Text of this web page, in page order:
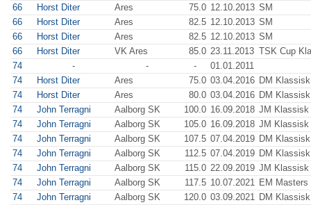
66
Horst Diter Ares 75.0 12.10.2013 SM
66
Horst Diter Ares 82.5 12.10.2013 SM
66
Horst Diter Ares 82.5 12.10.2013 SM
66
Horst Diter VK Ares 85.0 23.11.2013 TSK Cup
74
- - -
01.01.2011
74
Horst Diter Ares 75.0 03.04.2016 DM Klassisk
74
Horst Diter Ares 80.0 03.04.2016 DM Klassisk
74
John Terragni Aalborg SK 100.0 16.09.2018 JM
74
John Terragni Aalborg SK 105.0 16.09.2018 JM
74
John Terragni Aalborg SK 107.5 07.04.2019 DM Klassisk
74
John Terragni Aalborg SK 112.5 07.04.2019 DM Klassisk
74
John Terragni Aalborg SK 115.0 22.09.2019 JM
74
John Terragni Aalborg SK 117.5 10.07.2021 EM Masters
74
John Terragni Aalborg SK 120.0 03.09.2021 DM Klassisk